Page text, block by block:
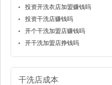
投资开洗衣店加盟赚钱吗
投资干洗店赚钱吗
开个干洗加盟店赚钱吗
开干洗加盟店挣钱吗
干洗店成本